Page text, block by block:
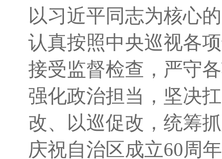
以习近平同志为核心
认真按照中央巡视各
接受监督检查，严守
强化政治担当， 坚决
改、以巡促改，统筹
庆祝自治区成立60周